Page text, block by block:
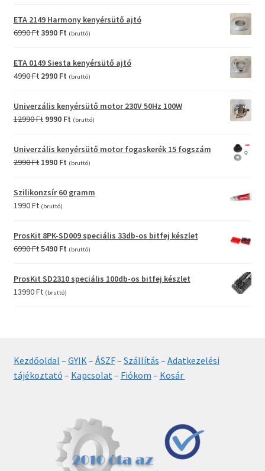
was:
2990 Ft.990 Ft.
ETA 2149 Harmony kenyérsütő ajtó
6990FtOriginal
was:
6990 Ft.
3990 FtCurrent
is:
3990 Ft.
(bruttó)
ETA 0149 Siesta kenyérsütő ajtó
4990Ft Original
was:
4990 Ft.
2990 FtCurrent
2990 Ft.
(bruttó)
Univerzális kenyérsütő motor 230V 50Hz 100W
12990Ft Original
was:
12990 Ft.
9990 FtCurrent
is:
9990 Ft.
(bruttó)
Univerzális kenyérsütő motor fogaskerék 15 fogszám
2990Ft Original
was:
1990 FtCurrent
is:
1990 Ft.
(bruttó)
Szilikonzsír 60 gramm
1990Ft (bruttó)
ProsKit 8PK-SD009 speciális 33db-os bitfej készlet
6990FtOriginal
was:
6990 Ft.
5490 FtCurrent
is:
5490 Ft.
(bruttó)
ProsKit SD2310 speciális 100db-os bitfej készlet
13990Ft (bruttó)
Kezdőoldal – GYIK – ÁSZF– Szállítás – Adatkezelési
tájékoztató – Kapcsolat – Fiókom – Kosár